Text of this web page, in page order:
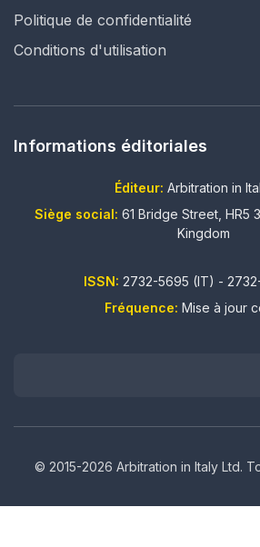
Politique de confidentialité
Conditions d'utilisation
Informations éditoriales
Éditeur: Arbitration in
Siège social: 61 Bridge Street, HR5
Kingdom
ISSN: 2732-5695 (IT) -
Fréquence: Mise à jour
© 2015-2026 Arbitration in Italy Ltd.